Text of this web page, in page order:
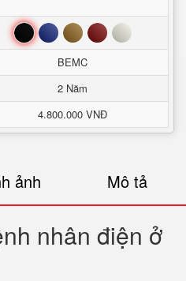
Đen Xanh Nâu Đỏ Trắng
BEMC
2 Năm
4.800.000 VNĐ
ảnh Mô tả
nhân điện ở